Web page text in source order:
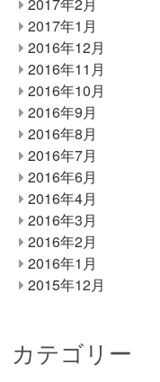
2017年1月
2016年12月
2016年11月
2016年10月
2016年9月
2016年8月
2016年7月
2016年6月
2016年4月
2016年3月
2016年2月
2016年1月
2015年12月
カテゴリー